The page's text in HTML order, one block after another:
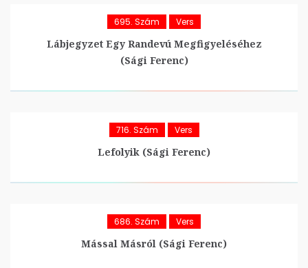
695. Szám Vers
Lábjegyzet Egy Randevú Megfigyeléséhez
(Sági Ferenc)
716. Szám Vers
Lefolyik (Sági Ferenc)
686. Szám Vers
Mással Másról (Sági Ferenc)